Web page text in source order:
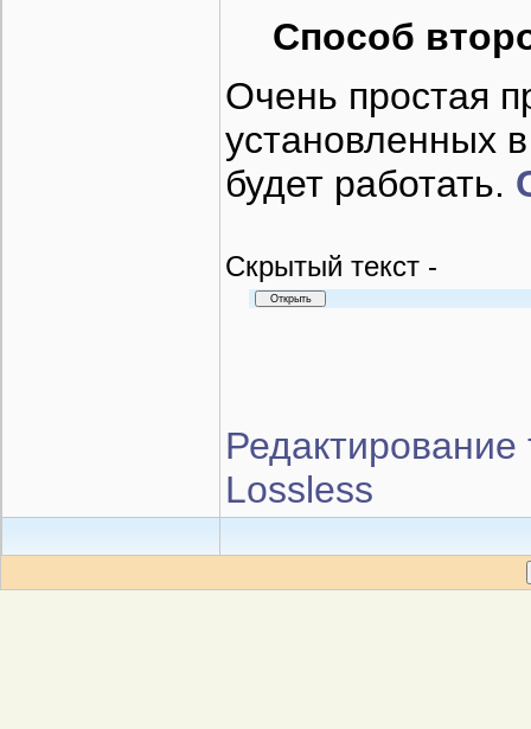
Способ
Очень простая
установленных
будет работать.
Cкрытый текст -
Lossless